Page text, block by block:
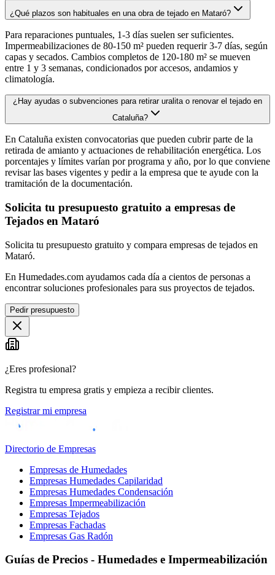
¿Qué plazos son habituales en una obra de tejado en Mataró?
Para reparaciones puntuales, 1-3 días suelen ser suficientes.
Impermeabilizaciones de 80-150 m² pueden requerir 3-7 días, según
capas y secados. Cambios completos de 120-180 m² se mueven
entre 1 y 3 semanas, condicionados por accesos, andamios y
climatología.
¿Hay ayudas o subvenciones para retirar uralita o renovar el tejado en
Cataluña?
En Cataluña existen convocatorias que pueden cubrir parte de la
retirada de amianto y actuaciones de rehabilitación energética. Los
porcentajes y límites varían por programa y año, por lo que conviene
revisar las bases vigentes y pedir a la empresa que te ayude con la
tramitación de la documentación.
Solicita tu presupuesto gratuito a empresas de
Tejados en Mataró
Solicita tu presupuesto gratuito y compara empresas de tejados en
Mataró.
En Humedades.com ayudamos cada día a cientos de personas a
encontrar soluciones profesionales para sus proyectos de tejados.
Pedir presupuesto
¿Eres profesional?
Registra tu empresa gratis y empieza a recibir clientes.
Registrar mi empresa
Directorio de Empresas
Empresas de Humedades
Empresas Humedades Capilaridad
Empresas Humedades Condensación
Empresas Impermeabilización
Empresas Tejados
Empresas Fachadas
Empresas Gas Radón
Guías de Precios - Humedades e Impermeabilización